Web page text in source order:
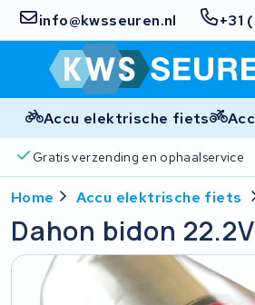
info@kwsseuren.nl +31
Accu elektrische fiets
Gratis verzending en ophaalservice
Home Accu elektrische fiets
Dahon bidon 22.2V